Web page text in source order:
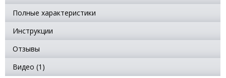
Полные характеристики
Инструкции
Отзывы
Видео (1)